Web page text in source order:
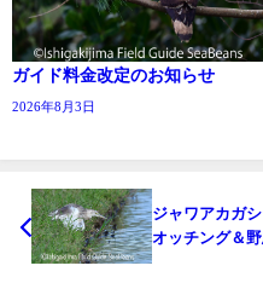
ガイド料金改定のお知らせ
2026年8月3日
ジャワアカガ
オッチング＆野